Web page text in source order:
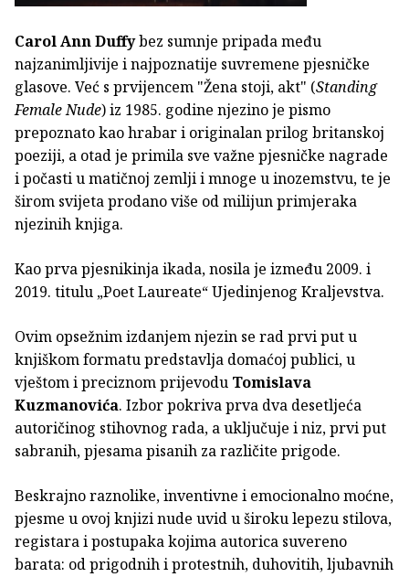
Carol Ann Duffybez sumnje pripada među
najzanimljivije i najpoznatije suvremene pjesničke
glasove. Već s prvijencem "Žena stoji, akt" (Standing
Female Nude) iz 1985. godine njezino je pismo
prepoznato kao hrabar i originalan prilog britanskoj
poeziji, a otad je primila sve važne pjesničke nagrade
i počasti u matičnoj zemlji i mnoge u inozemstvu, te je
širom svijeta prodano više od milijun primjeraka
njezinih knjiga.
Kao prva pjesnikinja ikada, nosila je između 2009. i
2019. titulu „Poet Laureate“ Ujedinjenog Kraljevstva.
Ovim opsežnim izdanjem njezin se rad prvi put u
knjiškom formatu predstavlja domaćoj publici, u
vještom i preciznom prijevodu Tomislava
Kuzmanovića. Izbor pokriva prva dva desetljeća
autoričinog stihovnog rada, a uključuje i niz, prvi put
sabranih, pjesama pisanih za različite prigode.
Beskrajno raznolike, inventivne i emocionalno moćne,
pjesme u ovoj knjizi nude uvid u široku lepezu stilova,
registara i postupaka kojima autorica suvereno
barata: od prigodnih i protestnih, duhovitih, ljubavnih